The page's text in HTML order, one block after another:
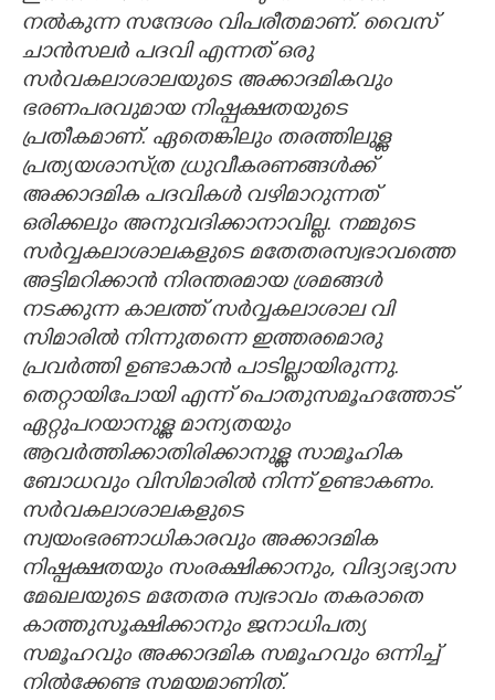
നല്‍കുന്ന സന്ദേശം വിപരീതമാണ്. വൈസ്
ചാന്‍സലര്‍ പദവി എന്നത് ഒരു
സര്‍വകലാശാലയുടെ അക്കാദമികവും
ഭരണപരവുമായ നിഷ്പക്ഷതയുടെ
പ്രതീകമാണ്. ഏതെങ്കിലും തരത്തിലുള്ള
പ്രത്യയശാസ്ത്ര ധ്രുവീകരണങ്ങള്‍ക്ക്
അക്കാദമിക പദവികള്‍ വഴിമാറുന്നത്
ഒരിക്കലും അനുവദിക്കാനാവില്ല. നമ്മുടെ
സര്‍വ്വകലാശാലകളുടെ മതേതരസ്വഭാവത്തെ
അട്ടിമറിക്കാന്‍ നിരന്തരമായ ശ്രമങ്ങള്‍
നടക്കുന്ന കാലത്ത് സര്‍വ്വകലാശാല വി
സിമാരില്‍ നിന്നുതന്നെ ഇത്തരമൊരു
പ്രവര്‍ത്തി ഉണ്ടാകാന്‍ പാടില്ലായിരുന്നു.
തെറ്റായിപോയി എന്ന് പൊതുസമൂഹത്തോട്
ഏറ്റുപറയാനുള്ള മാന്യതയും
ആവര്‍ത്തിക്കാതിരിക്കാനുള്ള സാമൂഹിക
ബോധവും വിസിമാരില്‍ നിന്ന് ഉണ്ടാകണം.
സര്‍വകലാശാലകളുടെ
സ്വയംഭരണാധികാരവും അക്കാദമിക
നിഷ്പക്ഷതയും സംരക്ഷിക്കാനും, വിദ്യാഭ്യാസ
മേഖലയുടെ മതേതര സ്വഭാവം തകരാതെ
കാത്തുസൂക്ഷിക്കാനും ജനാധിപത്യ
സമൂഹവും അക്കാദമിക സമൂഹവും ഒന്നിച്ച്
നില്‍ക്കേണ്ട സമയമാണിത്.